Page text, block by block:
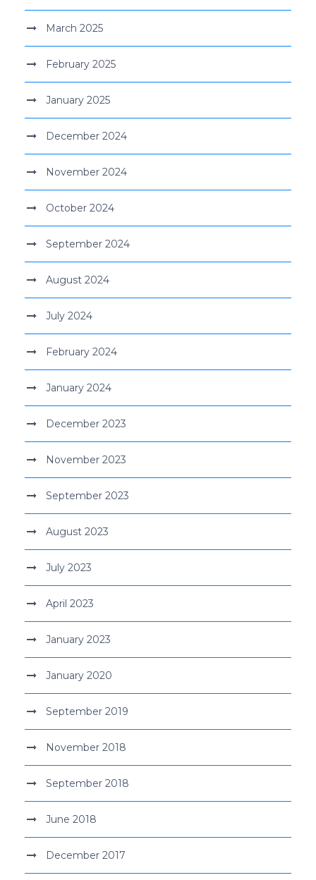
March 2025
February 2025
January 2025
December 2024
November 2024
October 2024
September 2024
August 2024
July 2024
February 2024
January 2024
December 2023
November 2023
September 2023
August 2023
July 2023
April 2023
January 2023
January 2020
September 2019
November 2018
September 2018
June 2018
December 2017